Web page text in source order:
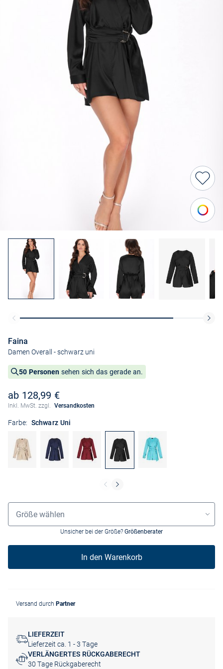
Faina
Damen Overall - schwarz uni
50 Personen sehen sich das gerade an.
ab 128,99 €
Inkl. MwSt. zzgl. Versandkosten
Farbe: Schwarz Uni
Größenauswahl
Größe wählen
Unsicher bei der Größe? Größenberater
In den Warenkorb
Versand durch Partner
LIEFERZEIT
Lieferzeit ca. 1 - 3 Tage
VERLÄNGERTES RÜCKGABERECHT
30 Tage Rückgaberecht